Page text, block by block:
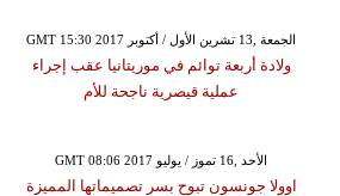
GMT 15:30 2017 الجمعة ,13 تشرين الأول / أكتوبر
ولادة أربعة توائم في موريتانيا عقب إجراء
عملية قيصرية ناجحة للأم
GMT 08:06 2017 الأحد ,16 تموز / يوليو
اوولا جونسون تبوح بسر تصميماتها المميزة